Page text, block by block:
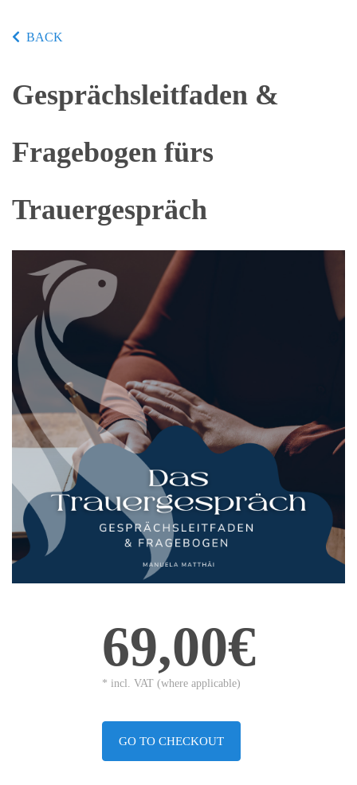
BACK
Gesprächsleitfaden &
Fragebogen fürs
Trauergespräch
69,00€
* incl. VAT (where applicable)
GO TO CHECKOUT